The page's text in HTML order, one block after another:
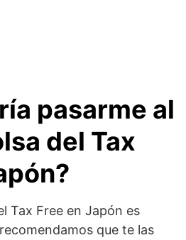
pasarme al
del Tax
Tax Free en Japón es
que te las